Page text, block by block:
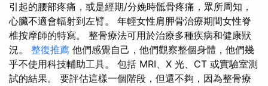
引起的腰部疼痛，或是經期/分娩時骶骨疼痛，眾所周知，
心臟不適會輻射到左臂。 年輕女性肩胛骨治療期間女性脊
椎按摩師的特寫。 整骨療法可用於治療多種疾病和健康狀
況。 整復推薦 他們感覺自己，他們觀察整個身體，他們幾
乎不使用科技輔助工具。 包括 MRI、X 光、CT 或實驗室測
試的結果。 要評估這樣一個階段，但還不夠，因為整骨療